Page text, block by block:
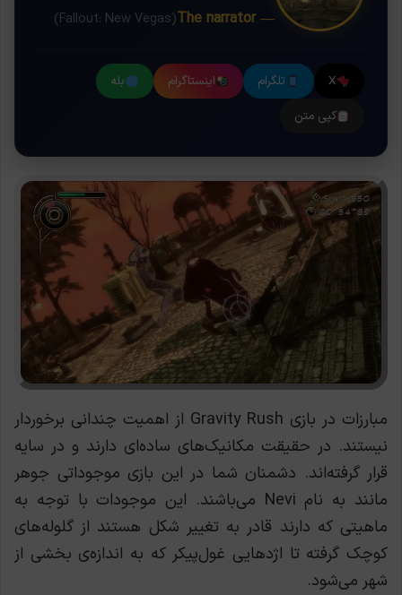
— The narrator
(Fallout: New Vegas)
X تلگرام اینستاگرام
بله
کپی متن
مبارزات در بازی Gravity Rush از اهمیت چندانی برخوردار
نیستند. در حقیقت مکانیک‌های ساده‌ای دارند و در سایه
قرار گرفته‌اند. دشمنان شما در این بازی موجوداتی جوهر
مانند به نام Nevi می‌باشند. این موجودات با توجه به
ماهیتی که دارند قادر به تغيير شکل هستند از گلوله‌های
کوچک گرفته تا اژدهایی غول‌پیکر که به اندازه‌ی بخشی از
شهر می‌شود.